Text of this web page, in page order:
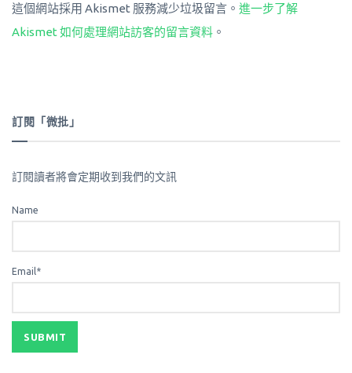
這個網站採用 Akismet 服務減少垃圾留言。 進一步了解
Akismet 如何處理網站訪客的留言資料 。
訂閱「微批」
訂閱讀者將會定期收到我們的文訊
Name
Email*